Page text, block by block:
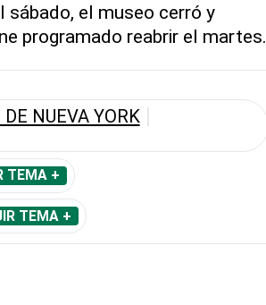
sábado, el museo cerró y
programado reabrir el martes.
NUEVA YORK
TEMA +
TEMA +